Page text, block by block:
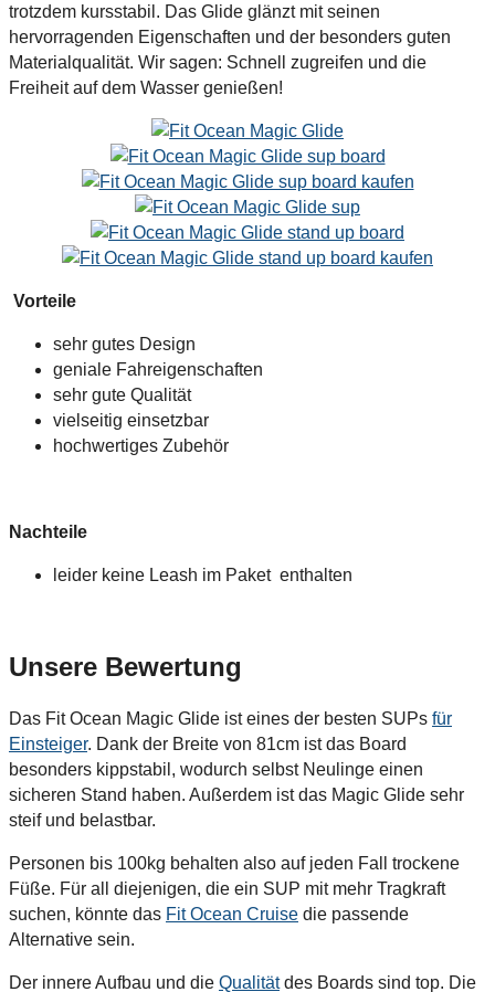
trotzdem kursstabil. Das Glide glänzt mit seinen
hervorragenden Eigenschaften und der besonders guten
Materialqualität. Wir sagen: Schnell zugreifen und die
Freiheit auf dem Wasser genießen!
Vorteile
sehr gutes Design
geniale Fahreigenschaften
sehr gute Qualität
vielseitig einsetzbar
hochwertiges Zubehör
Nachteile
leider keine Leash im Paket enthalten
Unsere Bewertung
Das Fit Ocean Magic Glide ist eines der besten SUPs für
Einsteiger. Dank der Breite von 81cm ist das Board
besonders kippstabil, wodurch selbst Neulinge einen
sicheren Stand haben. Außerdem ist das Magic Glide sehr
steif und belastbar.
Personen bis 100kg behalten also auf jeden Fall trockene
Füße. Für all diejenigen, die ein SUP mit mehr Tragkraft
suchen, könnte das Fit Ocean Cruise die passende
Alternative sein.
Der innere Aufbau und die Qualitätdes Boards sind top. Die